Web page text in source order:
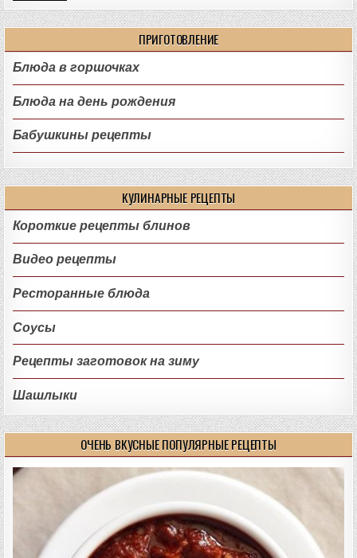
ПРИГОТОВЛЕНИЕ
Блюда в горшочках
Блюда на день рождения
Бабушкины рецепты
КУЛИНАРНЫЕ РЕЦЕПТЫ
Короткие рецепты блинов
Видео рецепты
Ресторанные блюда
Соусы
Рецепты заготовок на зиму
Шашлыки
ОЧЕНЬ ВКУСНЫЕ ПОПУЛЯРНЫЕ РЕЦЕПТЫ